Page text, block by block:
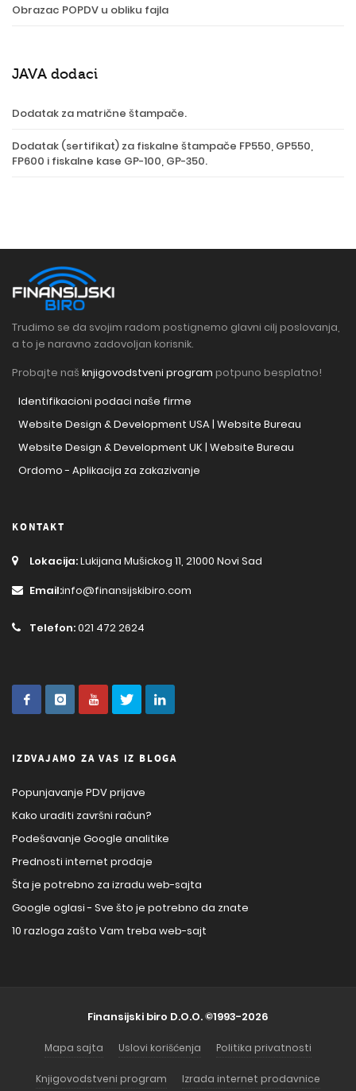
Obrazac POPDV u obliku fajla
JAVA dodaci
Dodatak za matrične štampače.
Dodatak (sertifikat) za fiskalne štampače FP550, GP550,
FP600 i fiskalne kase GP-100, GP-350.
Trudimo se da svojim radom postignemo glavni cilj poslovanja,
a to je naravno zadovoljan korisnik.
Probajte naš knjigovodstveni program potpuno besplatno!
Identifikacioni podaci naše firme
Website Design & Development USA | Website Bureau
Website Design & Development UK | Website Bureau
Ordomo - Aplikacija za zakazivanje
KONTAKT
Lokacija:Lukijana Mušickog 11, 21000 Novi Sad
Email:info@finansijskibiro.com
Telefon:021 472 2624
IZDVAJAMO ZA VAS IZ BLOGA
Popunjavanje PDV prijave
Kako uraditi završni račun?
Podešavanje Google analitike
Prednosti internet prodaje
Šta je potrebno za izradu web-sajta
Google oglasi - Sve što je potrebno da znate
10 razloga zašto Vam treba web-sajt
Finansijski biro D.O.O.©1993-2026
Mapa sajta Uslovi korišćenja Politika privatnosti
Knjigovodstveni program Izrada internet prodavnice